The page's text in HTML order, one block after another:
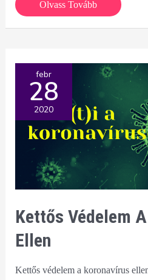
A
jövő
Hogyan
tovább?
Olvass Tovább
febr
28
2020
Kettős Védelem
Ellen
Kettős védelem a koronavírus